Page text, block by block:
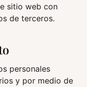
sitio web con
de terceros.
personales
y por medio de